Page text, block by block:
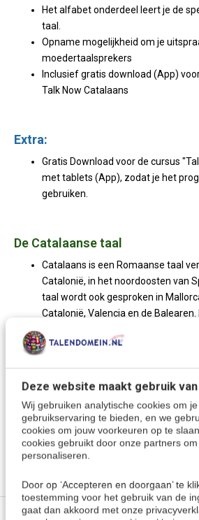
Deze website maakt gebruik
Wij gebruiken analytische cookies om
gebruikservaring te bieden, en we
cookies om jouw voorkeuren op te
cookies gebruikt door onze partners
personaliseren.
Door op ‘Accepteren en doorgaan’ te
toestemming voor het gebruik van de
gaat dan akkoord met onze
Het alfabet onderdeel leert je de
taal.
Opname mogelijkheid om je
moedertaalsprekers
Inclusief gratis download (App)
Talk Now Catalaans
Extra:
Gratis Download voor de cursus
met tablets (App), zodat je het
gebruiken.
De Catalaanse taal
Catalaans is een Romaanse taal
Catalonië, in het noordoosten van
taal wordt ook gesproken in
Catalonië, Valencia en de
goede keuze wanneer je
Meer keuzes:
Catalaans leren> Cursussen
Specificaties